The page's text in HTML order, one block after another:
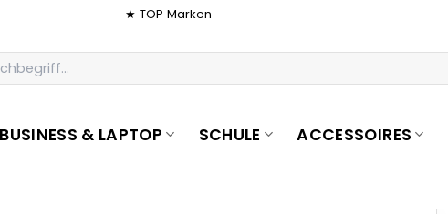
★ TOP Marken
BUSINESS & LAPTOP SCHULE ACCESSOIRES